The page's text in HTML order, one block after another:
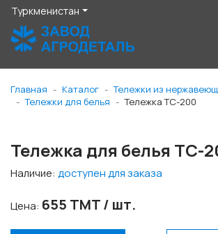
Туркменистан
Главная Каталог
Тележки из
Тележки для белья
Тележка ТС-200
Тележка для белья ТС-
Наличие: доступен для заказа
Цена: 655 TMT / шт.